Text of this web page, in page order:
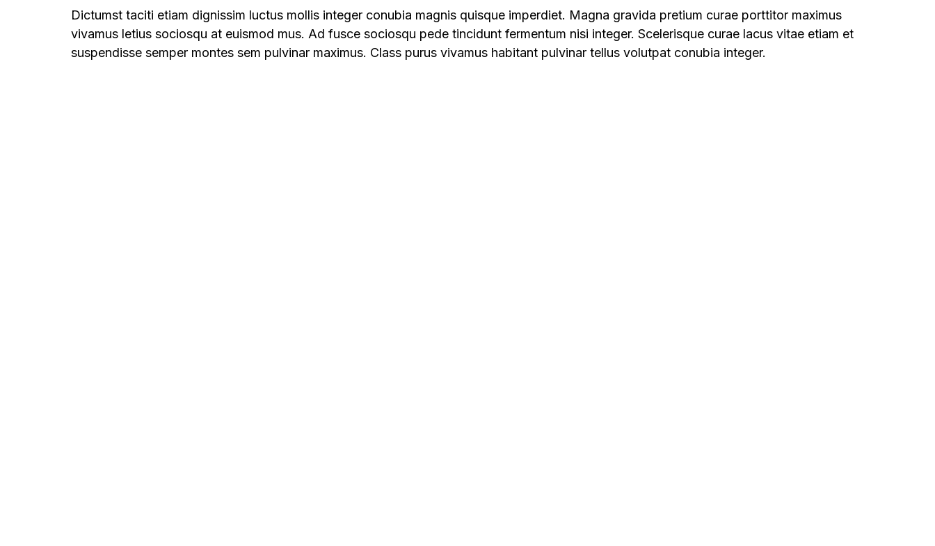
Dictumst taciti etiam dignissim luctus mollis integer conubia magnis quisque imperdiet. Magna gravida pretium curae porttitor maximus
vivamus letius sociosqu at euismod mus. Ad fusce sociosqu pede tincidunt fermentum nisi integer. Scelerisque curae lacus vitae etiam et
suspendisse semper montes sem pulvinar maximus. Class purus vivamus habitant pulvinar tellus volutpat conubia integer.